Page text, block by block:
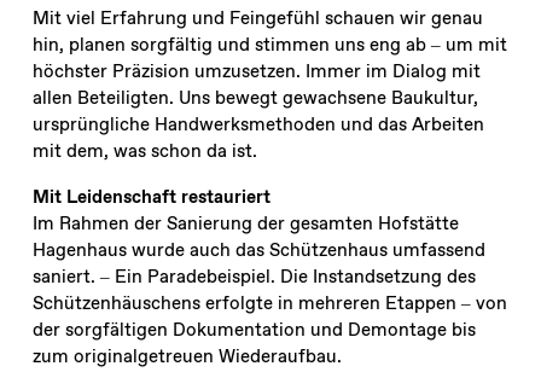
Mit viel Erfahrung und Feingefühl schauen wir genau
hin, planen sorgfältig und stimmen uns eng ab – um mit
höchster Präzision umzusetzen. Immer im Dialog mit
allen Beteiligten. Uns bewegt gewachsene Baukultur,
ursprüngliche Handwerksmethoden und das Arbeiten
mit dem, was schon da ist.
Mit Leidenschaft restauriert
Im Rahmen der Sanierung der gesamten Hofstätte
Hagenhaus wurde auch das Schützenhaus umfassend
saniert. – Ein Paradebeispiel. Die Instandsetzung des
Schützenhäuschens erfolgte in mehreren Etappen – von
der sorgfältigen Dokumentation und Demontage bis
zum originalgetreuen Wiederaufbau.